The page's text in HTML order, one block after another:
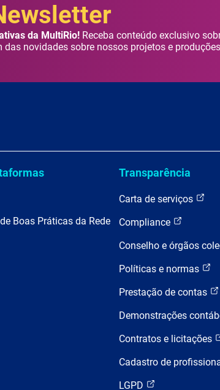
da MultiRio! Receba conteúdo exclusivo
novidades sobre nossos projetos e
Boas Práticas da Rede
Transparência
Carta de serviços
Compliance
Conselho e órgãos
Políticas e normas
Prestação de contas
Demonstrações
Contratos e licitações
Cadastro de
LGPD